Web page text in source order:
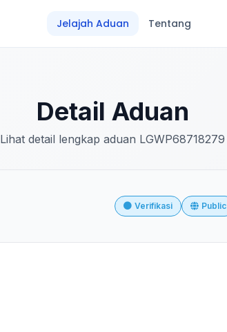
Jelajah Aduan
Tentang
Detail Aduan
Lihat detail lengkap aduan LGWP68718279
Verifikasi Public